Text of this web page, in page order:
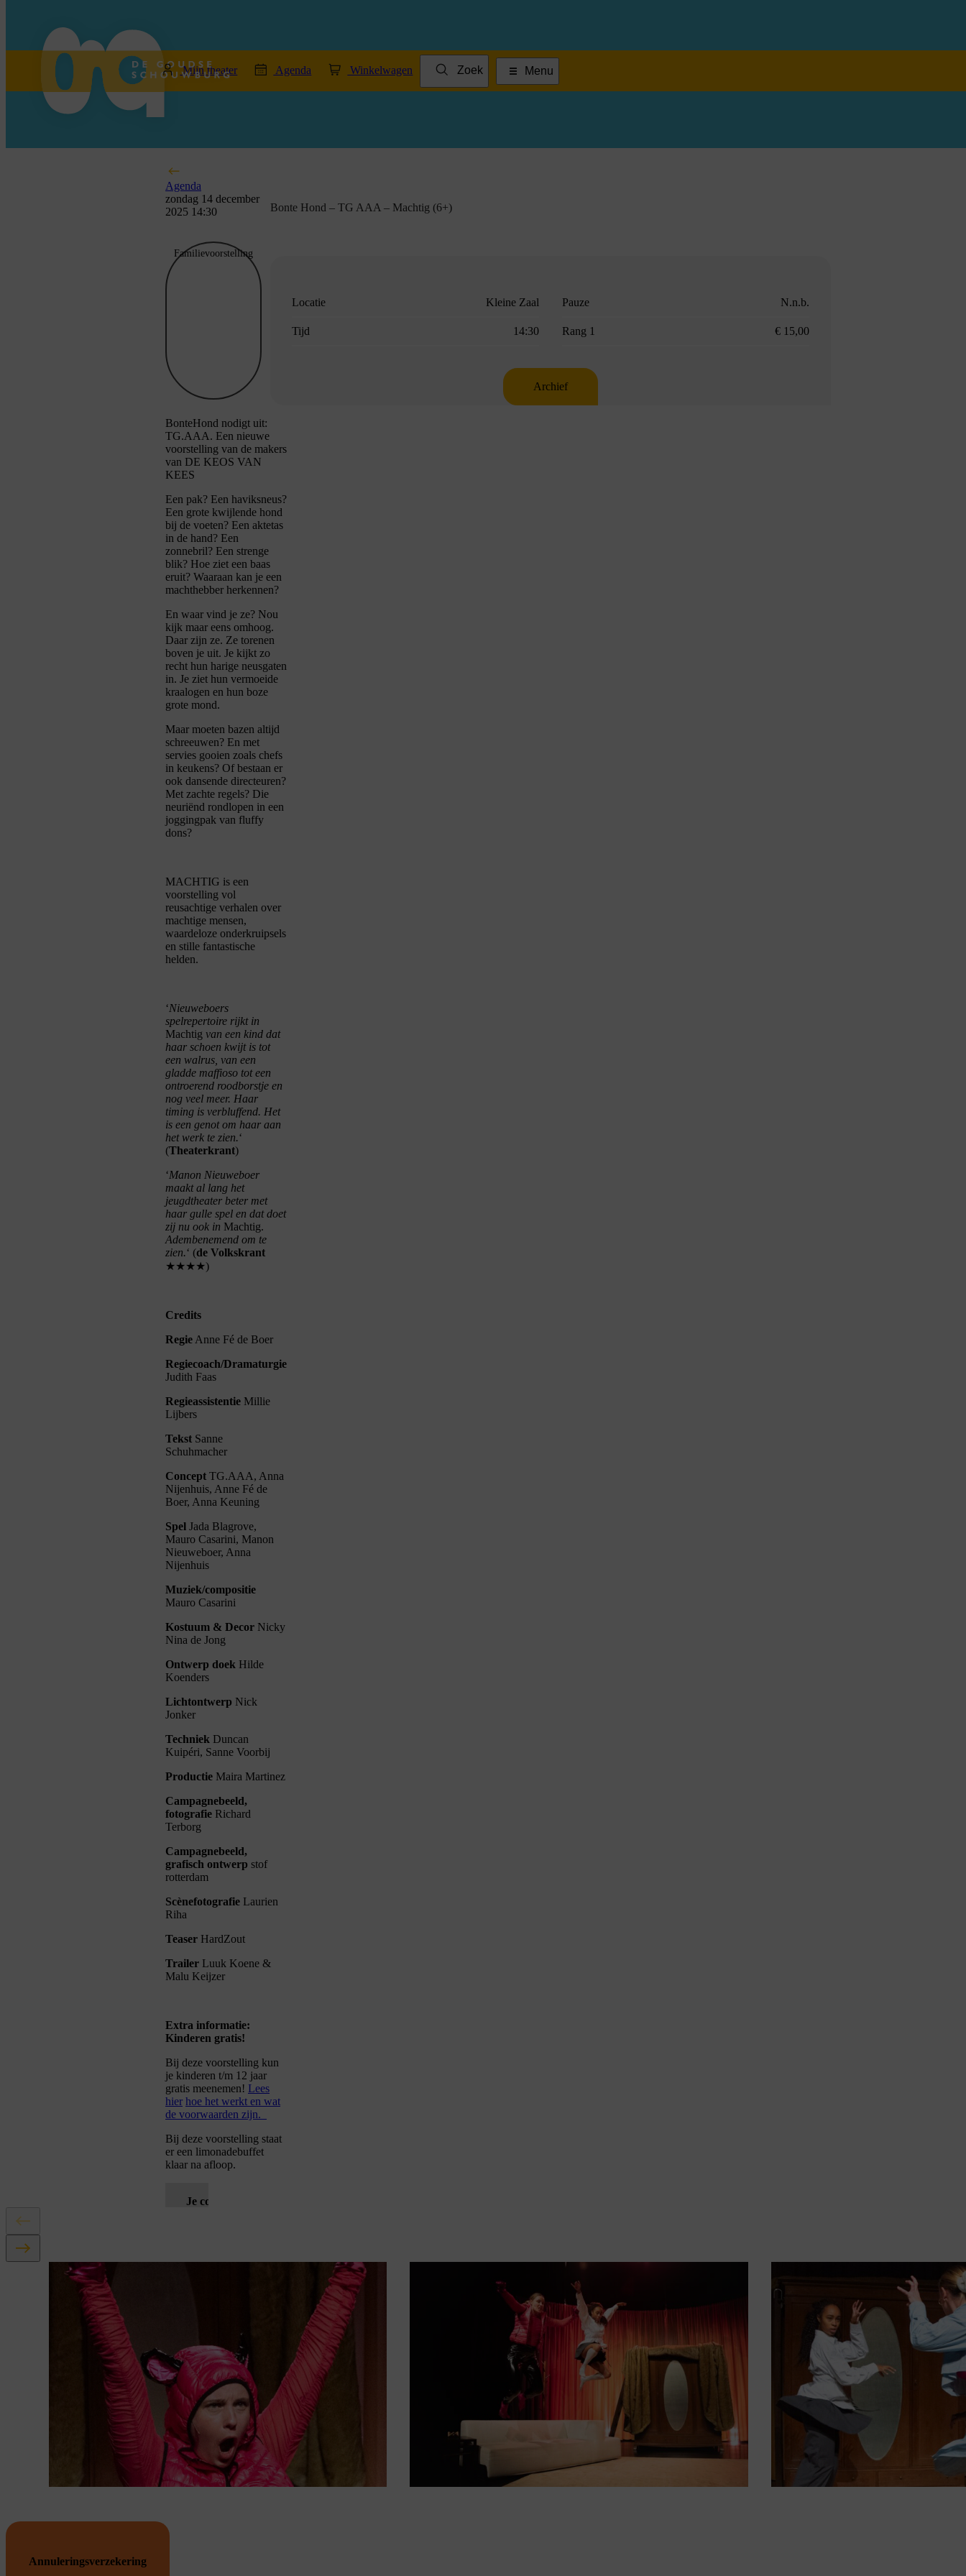
Mijn theater Agenda Winkelwagen Zoek Menu
Agenda
zondag 14 december
2025 14:30
Bonte Hond – TG AAA – Machtig (6+)
Familievoorstelling
Locatie Kleine Zaal
Tijd 14:30
Pauze N.n.b.
Rang 1 € 15,00
Archief
BonteHond nodigt uit:
TG.AAA. Een nieuwe
voorstelling van de makers
van DE KEOS VAN
KEES
Een pak? Een haviksneus?
Een grote kwijlende hond
bij de voeten? Een aktetas
in de hand? Een
zonnebril? Een strenge
blik? Hoe ziet een baas
eruit? Waaraan kan je een
machthebber herkennen?
En waar vind je ze? Nou
kijk maar eens omhoog.
Daar zijn ze. Ze torenen
boven je uit. Je kijkt zo
recht hun harige neusgaten
in. Je ziet hun vermoeide
kraalogen en hun boze
grote mond.
Maar moeten bazen altijd
schreeuwen? En met
servies gooien zoals chefs
in keukens? Of bestaan er
ook dansende directeuren?
Met zachte regels? Die
neuriënd rondlopen in een
joggingpak van fluffy
dons?
MACHTIG is een
voorstelling vol
reusachtige verhalen over
machtige mensen,
waardeloze onderkruipsels
en stille fantastische
helden.
‘Nieuweboers
spelrepertoire rijkt in
Machtig van een kind dat
haar schoen kwijt is tot
een walrus, van een
gladde maffioso tot een
ontroerend roodborstje en
nog veel meer. Haar
timing is verbluffend. Het
is een genot om haar aan
het werk te zien.‘
(Theaterkrant)
‘Manon Nieuweboer
maakt al lang het
jeugdtheater beter met
haar gulle spel en dat doet
zij nu ook in Machtig.
Adembenemend om te
zien.‘ (de Volkskrant
★★★★)
Credits
Regie Anne Fé de Boer
Regiecoach/Dramaturgie
Judith Faas
Regieassistentie Millie
Lijbers
Tekst Sanne
Schuhmacher
Concept TG.AAA, Anna
Nijenhuis, Anne Fé de
Boer, Anna Keuning
Spel Jada Blagrove,
Mauro Casarini, Manon
Nieuweboer, Anna
Nijenhuis
Muziek/compositie
Mauro Casarini
Kostuum & Decor Nicky
Nina de Jong
Ontwerp doek Hilde
Koenders
Lichtontwerp Nick
Jonker
Techniek Duncan
Kuipéri, Sanne Voorbij
Productie Maira Martinez
Campagnebeeld,
fotografie Richard
Terborg
Campagnebeeld,
grafisch ontwerp stof
rotterdam
Scènefotografie Laurien
Riha
Teaser HardZout
Trailer Luuk Koene &
Malu Keijzer
Extra informatie:
Kinderen gratis!
Bij deze voorstelling kun
je kinderen t/m 12 jaar
gratis meenemen! Lees
hier hoe het werkt en wat
de voorwaarden zijn.
Bij deze voorstelling staat
er een limonadebuffet
klaar na afloop.
Je cookie instellingen
gebruik te maken van
Annuleringsverzekering